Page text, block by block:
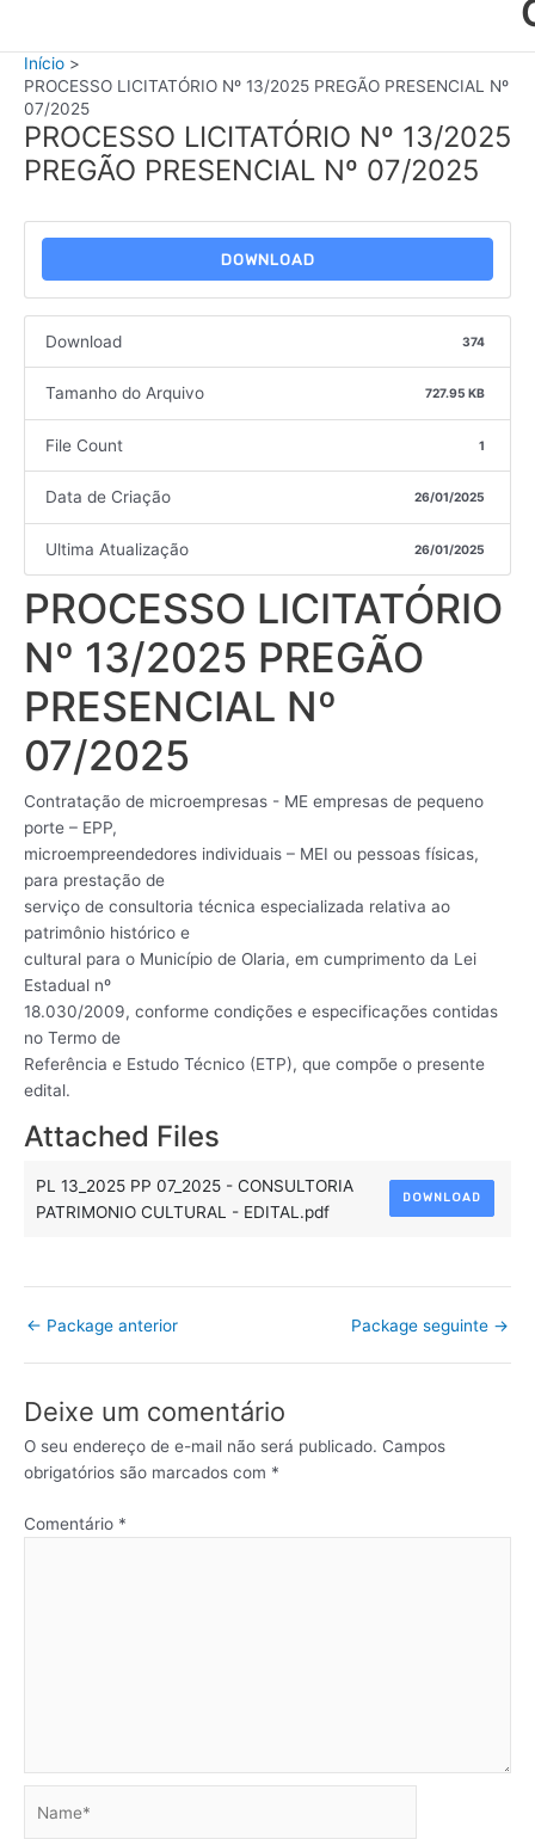
Início
PROCESSO LICITATÓRIO Nº 13/2025 PREGÃO PRESENCIAL Nº
07/2025
PROCESSO LICITATÓRIO Nº 13/2025
PREGÃO PRESENCIAL Nº 07/2025
DOWNLOAD
Download 374
Tamanho do Arquivo 727.95 KB
File Count 1
Data de Criação 26/01/2025
Ultima Atualização 26/01/2025
PROCESSO LICITATÓRIO
Nº 13/2025 PREGÃO
PRESENCIAL Nº
07/2025
Contratação de microempresas - ME empresas de pequeno
porte – EPP,
microempreendedores individuais – MEI ou pessoas físicas,
para prestação de
serviço de consultoria técnica especializada relativa ao
patrimônio histórico e
cultural para o Município de Olaria, em cumprimento da Lei
Estadual nº
18.030/2009, conforme condições e especificações contidas
no Termo de
Referência e Estudo Técnico (ETP), que compõe o presente
edital.
Attached Files
PL 13_2025 PP 07_2025 - CONSULTORIA
PATRIMONIO CULTURAL - EDITAL.pdf
DOWNLOAD
← Package anterior Package seguinte →
Deixe um comentário
O seu endereço de e-mail não será publicado. Campos
obrigatórios são marcados com *
Comentário *